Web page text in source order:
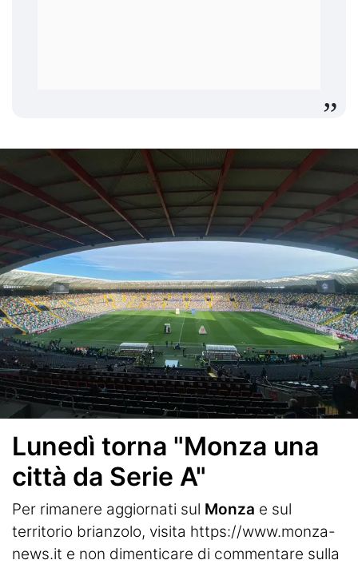
Lunedì torna "Monza una
città da Serie A"
Per rimanere aggiornati sul Monza e sul
territorio brianzolo, visita https://www.monza-
news.it e non dimenticare di commentare sulla